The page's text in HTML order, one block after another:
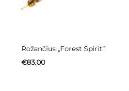
Rožančius „Forest Spirit”
€83.00